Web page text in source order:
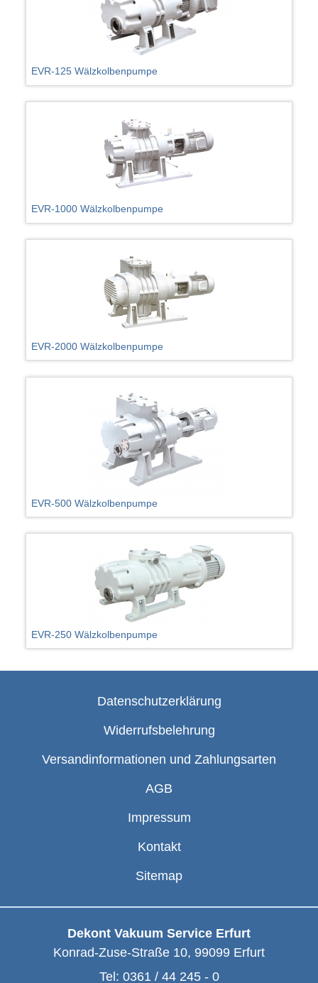
EVR-125 Wälzkolbenpumpe
EVR-1000 Wälzkolbenpumpe
EVR-2000 Wälzkolbenpumpe
EVR-500 Wälzkolbenpumpe
EVR-250 Wälzkolbenpumpe
Datenschutzerklärung
Widerrufsbelehrung
Versandinformationen und Zahlungsarten
AGB
Impressum
Kontakt
Sitemap
Dekont Vakuum Service Erfurt
Konrad-Zuse-Straße 10, 99099 Erfurt
Tel: 0361 / 44 245 - 0